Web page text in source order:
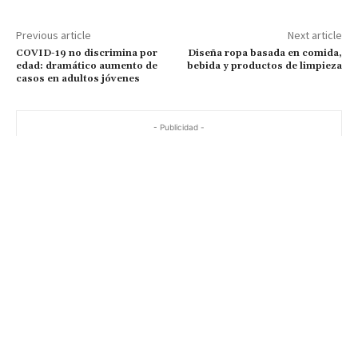
Previous article
COVID-19 no discrimina por
edad: dramático aumento de
casos en adultos jóvenes
Next article
Diseña ropa basada en comida,
bebida y productos de limpieza
- Publicidad -